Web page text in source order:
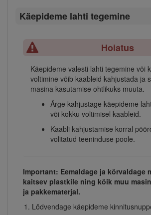
Käepideme lahti tegemine
Hoiatus
Käepideme valesti lahti tegemine või
voltimine võib kaableid kahjustada ja
masina kasutamise ohtlikuks muuta.
Ärge kahjustage käepideme
või kokku voltimisel kaableid.
Kaabli kahjustamise korral
volitatud teeninduse poole.
Important: Eemaldage ja kõrvaldage
kaitsev plastkile ning kõik muu
ja pakkematerjal.
Lõdvendage käepideme